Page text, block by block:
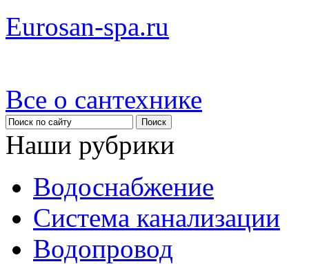
Eurosan-spa.ru
Все о сантехнике
Наши рубрики
Водоснабжение
Система канализации
Водопровод